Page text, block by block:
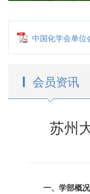
中国化学会单位
会员资讯
苏州
一、学部概况